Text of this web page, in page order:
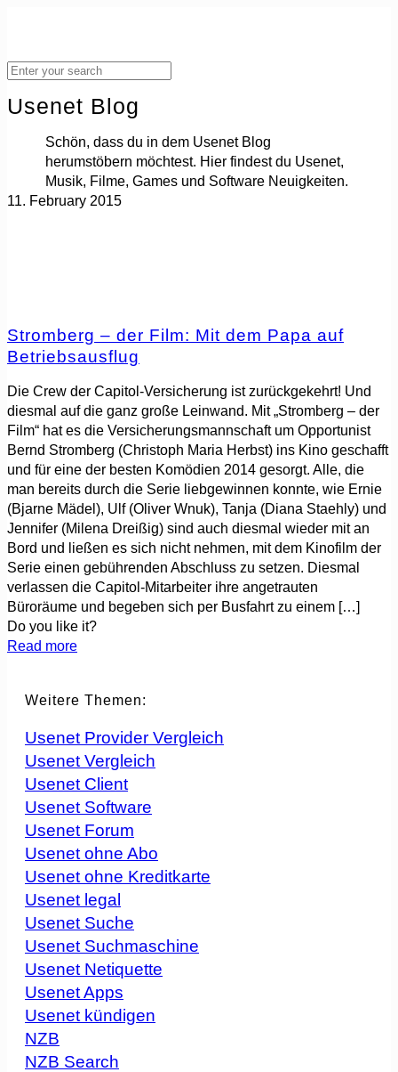
Usenet Blog
Schön, dass du in dem Usenet Blog
herumstöbern möchtest. Hier findest du Usenet,
Musik, Filme, Games und Software Neuigkeiten.
11. February 2015
Stromberg – der Film: Mit dem Papa auf
Betriebsausflug
Die Crew der Capitol-Versicherung ist zurückgekehrt! Und
diesmal auf die ganz große Leinwand. Mit „Stromberg – der
Film“ hat es die Versicherungsmannschaft um Opportunist
Bernd Stromberg (Christoph Maria Herbst) ins Kino geschafft
und für eine der besten Komödien 2014 gesorgt. Alle, die
man bereits durch die Serie liebgewinnen konnte, wie Ernie
(Bjarne Mädel), Ulf (Oliver Wnuk), Tanja (Diana Staehly) und
Jennifer (Milena Dreißig) sind auch diesmal wieder mit an
Bord und ließen es sich nicht nehmen, mit dem Kinofilm der
Serie einen gebührenden Abschluss zu setzen. Diesmal
verlassen die Capitol-Mitarbeiter ihre angetrauten
Büroräume und begeben sich per Busfahrt zu einem […]
Do you like it?
Read more
Weitere Themen:
Usenet Provider Vergleich
Usenet Vergleich
Usenet Client
Usenet Software
Usenet Forum
Usenet ohne Abo
Usenet ohne Kreditkarte
Usenet legal
Usenet Suche
Usenet Suchmaschine
Usenet Netiquette
Usenet Apps
Usenet kündigen
NZB
NZB Search